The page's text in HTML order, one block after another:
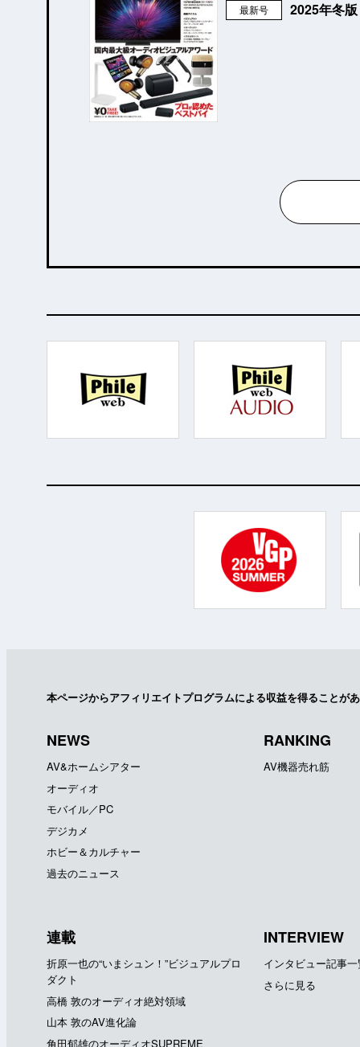
最新号 2025年冬
本ページからアフィリエイトプログラムによる収益を得ることが
NEWS
AV&ホームシアター
オーディオ
モバイル／PC
デジカメ
ホビー＆カルチャー
過去のニュース
RANKING
AV機器売れ筋
連載
折原一也の“いまシュン！”ビジュアルプロ
ダクト
高橋 敦のオーディオ絶対領域
山本 敦のAV進化論
角田郁雄のオーディオSUPREME
INTERVIEW
インタビュー記事
さらに見る